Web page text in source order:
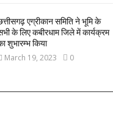
एग्रीकान समिति ने भूमि के
के लिए कबीरधाम जिले में कार्यक्रम
शुभारम्भ किया
March 19, 2023 0